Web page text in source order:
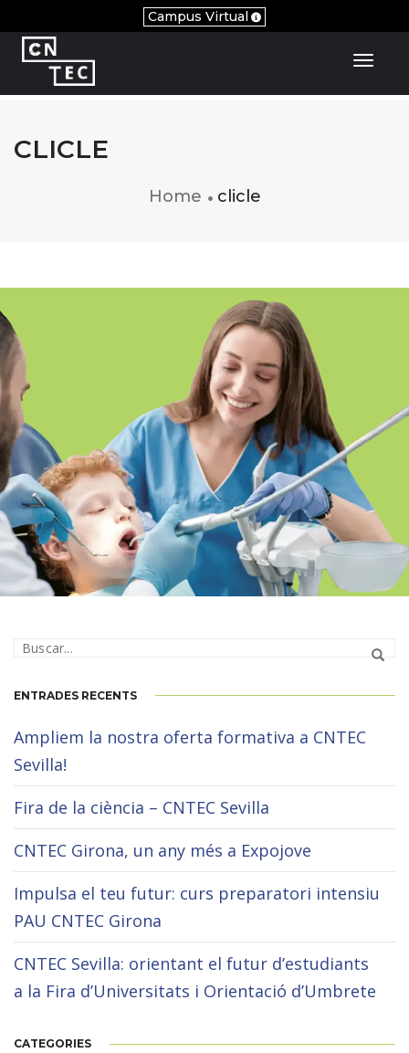
Campus Virtual
CLICLE
Home clicle
FP HIGIENE BUCODENTAL – GIRONA
PRESENCIAL
ENTRADES RECENTS
Ampliem la nostra oferta formativa a CNTEC
Sevilla!
Fira de la ciència – CNTEC Sevilla
CNTEC Girona, un any més a Expojove
Impulsa el teu futur: curs preparatori intensiu
PAU CNTEC Girona
CNTEC Sevilla: orientant el futur d’estudiants
a la Fira d’Universitats i Orientació d’Umbrete
CATEGORIES